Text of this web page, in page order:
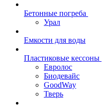
Бетонные погреба
Урал
Емкости для воды
Пластиковые кессоны
Евролос
Биодевайс
GoodWay
Тверь